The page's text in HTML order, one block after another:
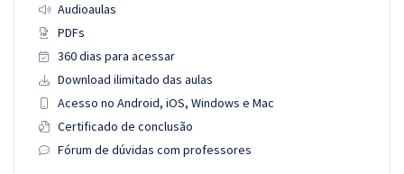
Audioaulas
PDFs
360 dias para acessar
Download ilimitado das aulas
Acesso no Android, iOS, Windows e Mac
Certificado de conclusão
Fórum de dúvidas com professores